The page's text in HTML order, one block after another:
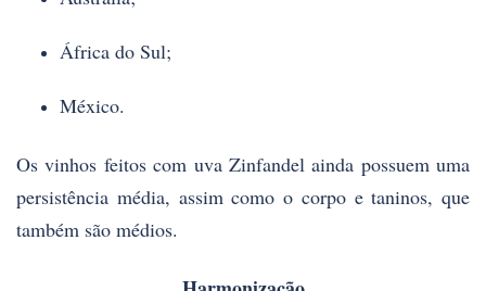
África do Sul;
México.
Os vinhos feitos com uva Zinfandel ainda possuem uma
persistência média, assim como o corpo e taninos, que
também são médios.